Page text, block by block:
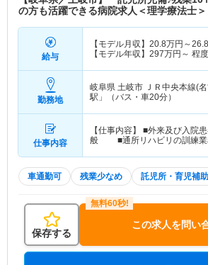
の方も活躍できる病院求人＜理学療法士＞
給与
【モデル月収】 20.8万円～26.8
【モデル年収】 297万円～ 程度
勤務地
岐阜県 土岐市 ＪＲ中央本線(
駅」（バス・車20分）
仕事内容
【仕事内容】 ■外来及び入院
般 ■通所リハビリの訓練
車通勤可 残業少なめ 託児所・育児補助
保存する
この求人を問い